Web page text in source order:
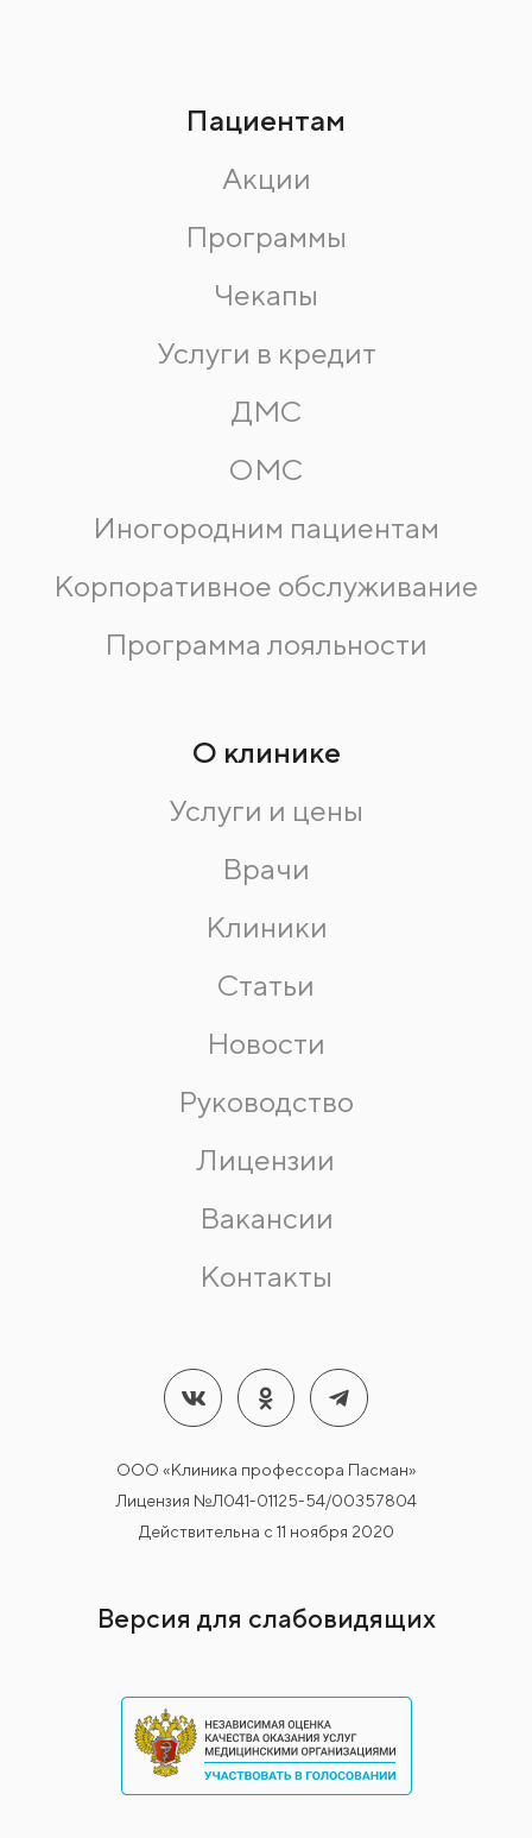
Пациентам
Акции
Программы
Чекапы
Услуги в кредит
ДМС
ОМС
Иногородним пациентам
Корпоративное обслуживание
Программа лояльности
О клинике
Услуги и цены
Врачи
Клиники
Статьи
Новости
Руководство
Лицензии
Вакансии
Контакты
ООО «Клиника профессора Пасман»
Лицензия №Л041-01125-54/00357804
Действительна с 11 ноября 2020
Версия для слабовидящих